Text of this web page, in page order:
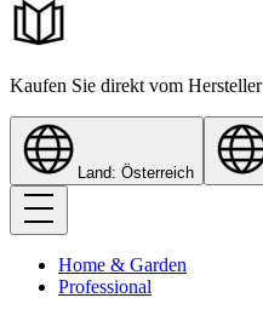
Kaufen Sie direkt vom Hersteller
Land: Österreich
Home & Garden
Professional